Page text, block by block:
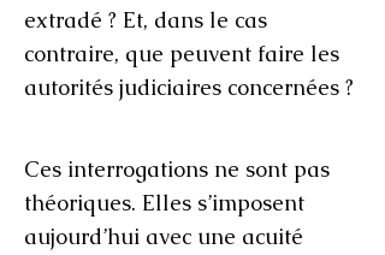
extradé ? Et, dans le cas
contraire, que peuvent faire les
autorités judiciaires concernées ?
Ces interrogations ne sont pas
théoriques. Elles s’imposent
aujourd’hui avec une acuité